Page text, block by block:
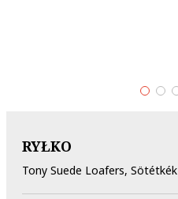
RYŁKO
Tony Suede Loafers, Sötétkék